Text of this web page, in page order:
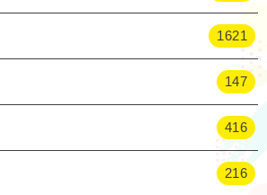
1621
147
416
216